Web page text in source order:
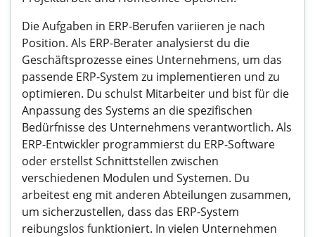
Die Aufgaben in ERP-Berufen variieren je nach
Position. Als ERP-Berater analysierst du die
Geschäftsprozesse eines Unternehmens, um das
passende ERP-System zu implementieren und zu
optimieren. Du schulst Mitarbeiter und bist für die
Anpassung des Systems an die spezifischen
Bedürfnisse des Unternehmens verantwortlich. Als
ERP-Entwickler programmierst du ERP-Software
oder erstellst Schnittstellen zwischen
verschiedenen Modulen und Systemen. Du
arbeitest eng mit anderen Abteilungen zusammen,
um sicherzustellen, dass das ERP-System
reibungslos funktioniert. In vielen Unternehmen